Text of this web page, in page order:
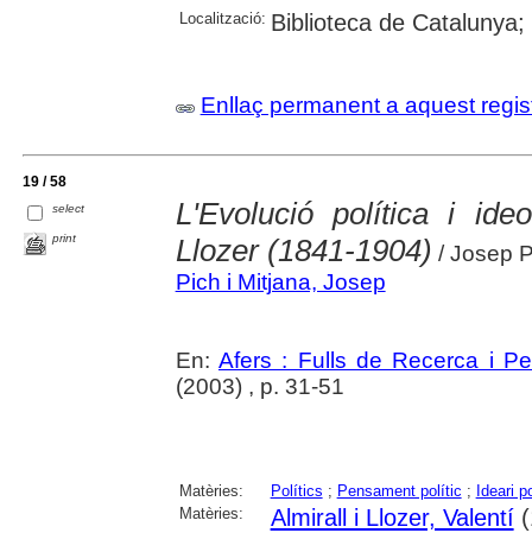
Localització: Biblioteca de
Enllaç permanent a aquest
19 / 58
select
print
L'Evolució política i
Llozer (1841-1904) / Josep
Pich i Mitjana, Josep
En: Afers : Fulls de Recerca i
(2003) , p. 31-51
Matèries: Polítics ; Pensament polític ; Ideari
Matèries:
Almirall i Llozer, Valentí